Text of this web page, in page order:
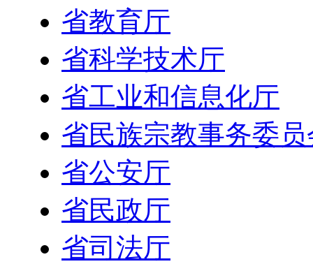
省教育厅
省科学技术厅
省工业和信息化厅
省民族宗教事务委员
省公安厅
省民政厅
省司法厅